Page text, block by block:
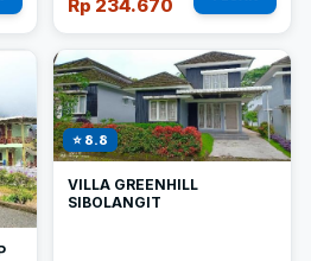
Rp 234.670
⭐ 8.8
VILLA GREENHILL
SIBOLANGIT